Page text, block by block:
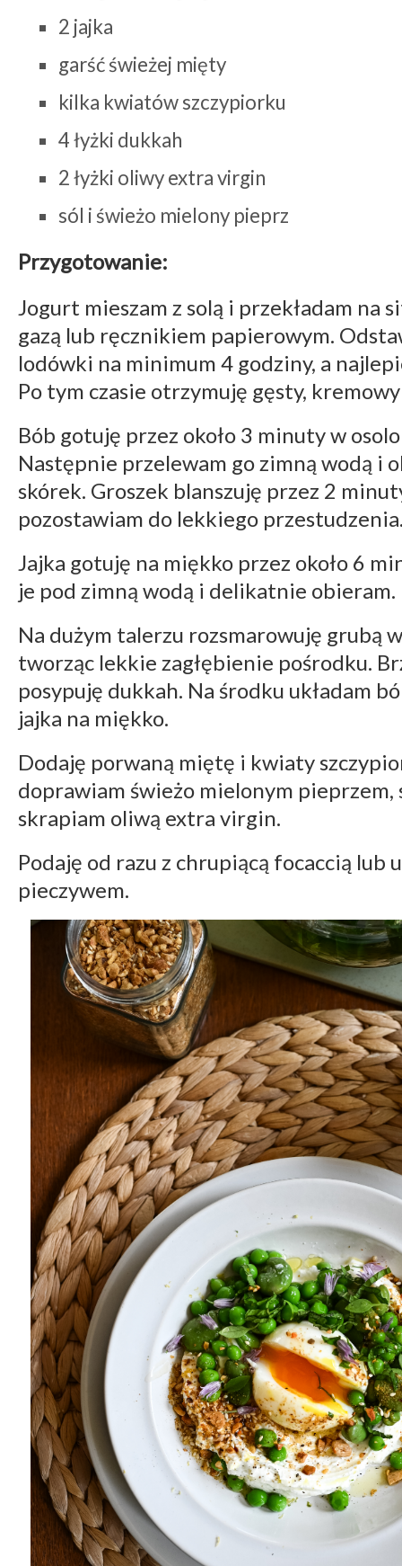
2 jajka
garść świeżej mięty
kilka kwiatów szczypiorku
4 łyżki dukkah
2 łyżki oliwy extra virgin
sól i świeżo mielony pieprz
Przygotowanie:
Jogurt mieszam z solą i przekładam na
gazą lub ręcznikiem papierowym.
lodówki na minimum 4 godziny, a
Po tym czasie otrzymuję gęsty,
Bób gotuję przez około 3 minuty w
Następnie przelewam go zimną wodą i
skórek. Groszek blanszuję przez 2
pozostawiam do lekkiego
Jajka gotuję na miękko przez około 6
je pod zimną wodą i delikatnie obieram.
Na dużym talerzu rozsmarowuję grubą
tworząc lekkie zagłębienie pośrodku.
posypuję dukkah. Na środku układam
jajka na miękko.
Dodaję porwaną miętę i kwiaty
doprawiam świeżo mielonym pieprzem,
skrapiam oliwą extra virgin.
Podaję od razu z chrupiącą focaccią lub
pieczywem.